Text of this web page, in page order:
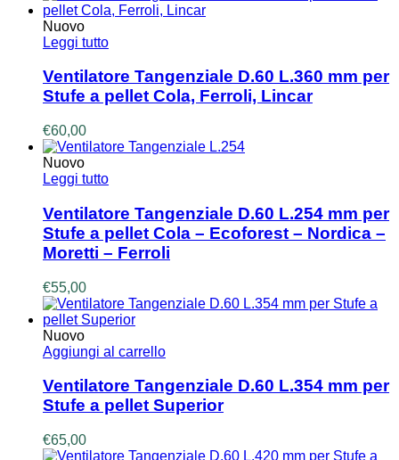
Nuovo
Leggi tutto
Ventilatore Tangenziale D.60 L.360 mm per
Stufe a pellet Cola, Ferroli, Lincar
€60,00
Nuovo
Leggi tutto
Ventilatore Tangenziale D.60 L.254 mm per
Stufe a pellet Cola – Ecoforest – Nordica –
Moretti – Ferroli
€55,00
Nuovo
Aggiungi al carrello
Ventilatore Tangenziale D.60 L.354 mm per
Stufe a pellet Superior
€65,00